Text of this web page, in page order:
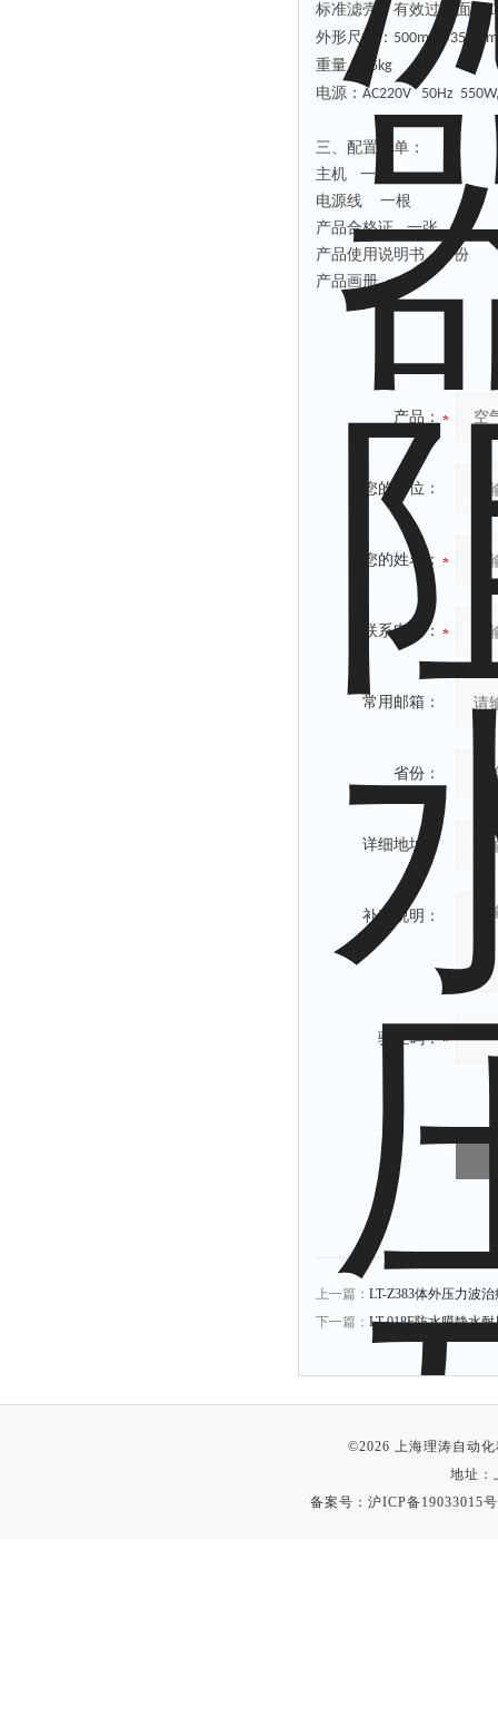
标准滤壳：有效过滤面积
外形尺寸： 500mm ×350mm
重量：
25kg
电源： AC220V 50Hz
三、配置清单：
主机
一台
电源线
一根
产品合格证
一张
产品使用说明书
一份
产品画册 一份
产品：
您的单位：
您的姓名：
联系电话：
常用邮箱：
省份：
详细地址：
补充说明：
验证码：
上一篇： LT-Z383体外压力波
下一篇： LT-018F防水膜静水
©2026 上海理涛自动
地址：
备案号： 沪ICP备19033015